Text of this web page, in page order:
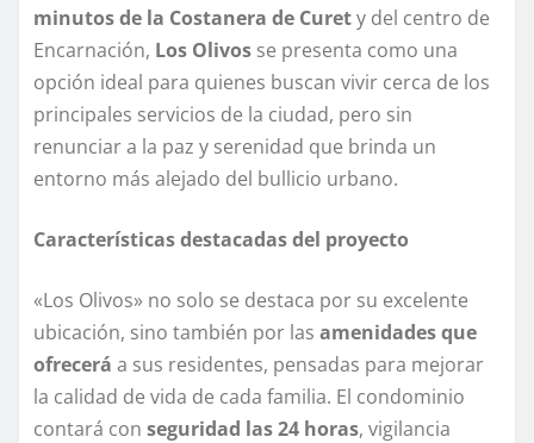
minutos de la Costanera de Curety del centro de
Encarnación, Los Olivos se presenta como una
opción ideal para quienes buscan vivir cerca de los
principales servicios de la ciudad, pero sin
renunciar a la paz y serenidad que brinda un
entorno más alejado del bullicio urbano.
Características destacadas del proyecto
«Los Olivos» no solo se destaca por su excelente
ubicación, sino también por las amenidades que
ofrecerá a sus residentes, pensadas para mejorar
la calidad de vida de cada familia. El condominio
contará con seguridad las 24 horas, vigilancia